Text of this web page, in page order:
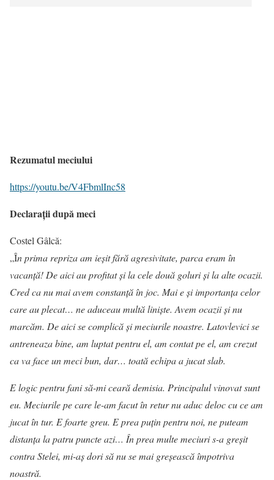
Rezumatul meciului
https://youtu.be/V4FbmlInc58
Declarații după meci
Costel Gâlcă:
„În prima repriza am ieșit fără agresivitate, parca eram în
vacanță! De aici au profitat și la cele două goluri și la alte ocazii.
Cred ca nu mai avem constanță în joc. Mai e și importanța celor
care au plecat… ne aduceau multă liniște. Avem ocazii și nu
marcăm. De aici se complică și meciurile noastre. Latovlevici se
antreneaza bine, am luptat pentru el, am contat pe el, am crezut
ca va face un meci bun, dar… toată echipa a jucat slab.
E logic pentru fani să-mi ceară demisia. Principalul vinovat sunt
eu. Meciurile pe care le-am facut în retur nu aduc deloc cu ce am
jucat în tur. E foarte greu. E prea puțin pentru noi, ne puteam
distanța la patru puncte azi… În prea multe meciuri s-a greșit
contra Stelei, mi-aș dori să nu se mai greșească împotriva
noastră.